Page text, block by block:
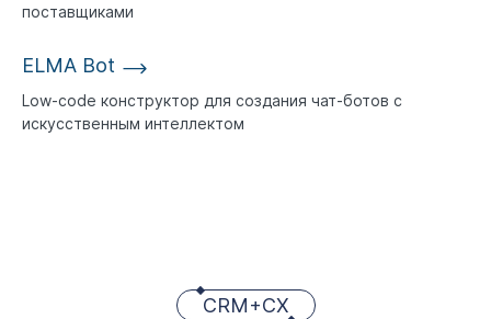
поставщиками
ELMA Bot
Low-code конструктор для создания чат-ботов с
искусственным интеллектом
CRM+CX